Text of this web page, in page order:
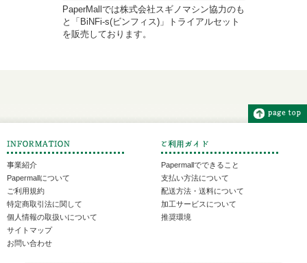
PaperMallでは株式会社スギノマシン協力のも
と「BiNFi-s(ビンフィス)」トライアルセット
を販売しております。
事業紹介
Papermallについて
ご利用規約
特定商取引法に関して
個人情報の取扱いについて
サイトマップ
お問い合わせ
Papermallでできること
支払い方法について
配送方法・送料について
加工サービスについて
推奨環境